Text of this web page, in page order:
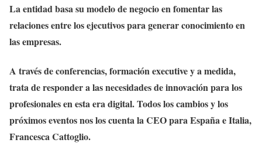
La entidad basa su modelo de negocio en fomentar las
relaciones entre los ejecutivos para generar conocimiento en
las empresas.
A través de conferencias, formación executive y a medida,
trata de responder a las necesidades de innovación para los
profesionales en esta era digital. Todos los cambios y los
próximos eventos nos los cuenta la CEO para España e Italia,
Francesca Cattoglio.